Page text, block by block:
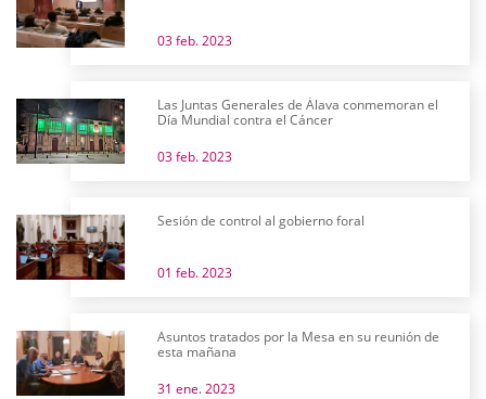
03 feb. 2023
Las Juntas Generales de Álava conmemoran el
Día Mundial contra el Cáncer
03 feb. 2023
Sesión de control al gobierno foral
01 feb. 2023
Asuntos tratados por la Mesa en su reunión de
esta mañana
31 ene. 2023